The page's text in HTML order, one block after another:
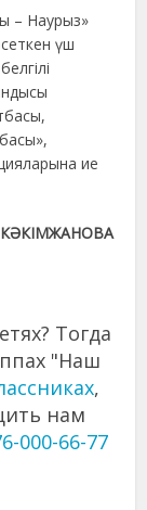
– Наурыз»
үш
ие
КӘКІМЖАНОВА
Тогда
"Наш
,
нам
000-66-77